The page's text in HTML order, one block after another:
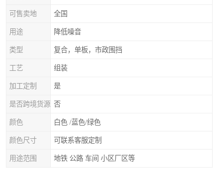
可售卖地 全国
用途 降低噪音
类型 复合，单板，市政围挡
工艺 组装
加工定制 是
是否跨境货源 否
颜色 白色 /蓝色/绿色
颜色尺寸 可联系客服定制
用途范围 地铁 公路 车间 小区厂区等